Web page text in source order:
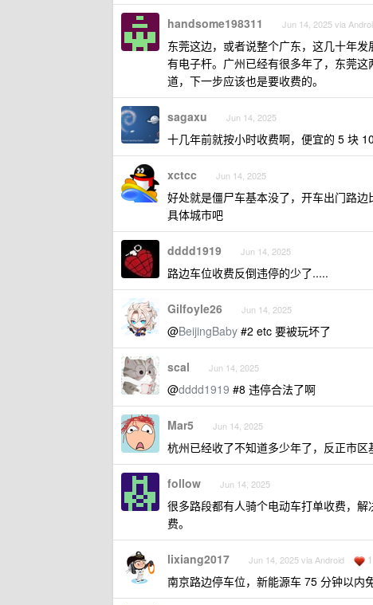
handsome198311 Jun 14, 2025 via
东莞这边，或者说整个广东，这几十年
有电子杆。广州已经有很多年了，东莞
道，下一步应该也是要收费的。
sagaxu Jun 14, 2025
十几年前就按小时收费啊，便宜的 5 块
xctcc Jun 14, 2025
好处就是僵尸车基本没了，开车出门路
具体城市吧
dddd1919 Jun 14, 2025
路边车位收费反倒违停的少了.....
Gilfoyle26 Jun 14, 2025
@BeijingBaby #2 etc 要被玩坏了
scal Jun 14, 2025
@dddd1919 #8 违停合法了啊
Mar5 Jun 14, 2025
杭州已经收了不知道多少年了，反正市区
follow Jun 14, 2025
很多路段都有人骑个电动车打单收费，
费。
lixiang2017 Jun 14, 2025 via Android 1
南京路边停车位，新能源车 75 分钟以内